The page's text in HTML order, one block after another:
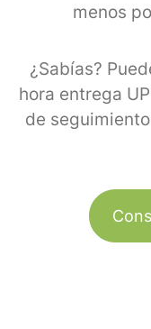
menos
¿Sabías?
hora entrega
de